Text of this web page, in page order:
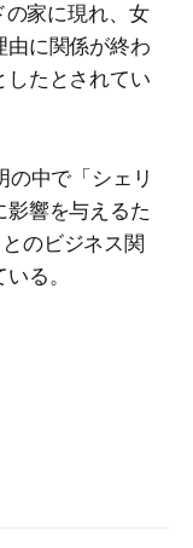
家に現れ、女
由に関係が終わ
したとされてい
の中で「シェリ
影響を与えるた
のビジネス関
る。